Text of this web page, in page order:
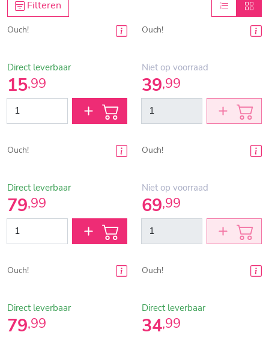
Filteren
Ouch!
15,99
Direct leverbaar
Ouch!
39,99
Niet op voorraad
Ouch!
79,99
Direct leverbaar
Ouch!
69,99
Niet op voorraad
Ouch!
79,99
Direct leverbaar
Ouch!
34,99
Direct leverbaar